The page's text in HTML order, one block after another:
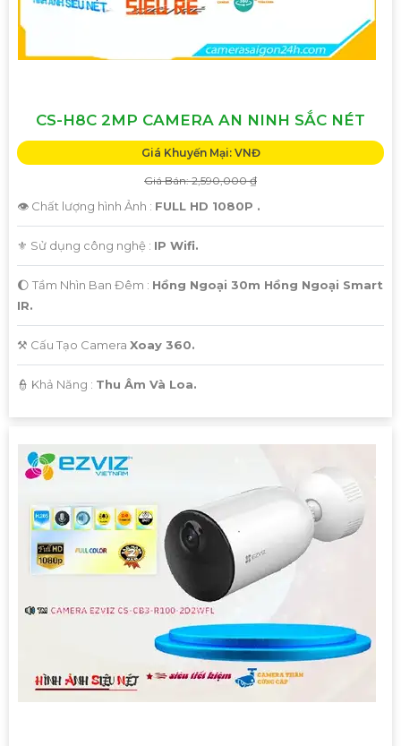
CS-H8C 2MP CAMERA AN NINH SẮC NÉT
Giá Khuyến Mại: VNĐ
Giá Bán: 2,590,000 ₫
👁 Chất lượng hình Ảnh : FULL HD 1080P .
⚜️ Sử dụng công nghệ : IP Wifi.
🌔 Tầm Nhìn Ban Đêm : Hồng Ngoại 30m Hồng Ngoại Smart
IR.
⚒ Cấu Tạo Camera Xoay 360.
️👮 Khả Năng : Thu Âm Và Loa.